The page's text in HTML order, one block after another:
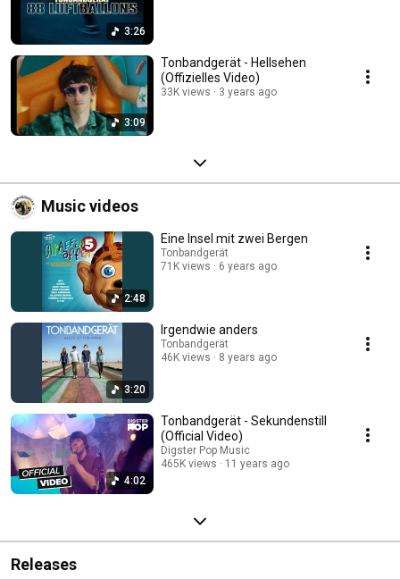
3:26
3:09
Tonbandgerät - Hellsehen
(Offizielles Video)
33K views 3 years ago
Music videos
2:48
Eine Insel mit zwei Bergen
Tonbandgerät
71K views
6 years ago
3:20
Irgendwie anders
Tonbandgerät
46K views
8 years ago
4:02
Tonbandgerät - Sekundenstill
(Official Video)
Digster Pop Music
465K views
11 years ago
Releases